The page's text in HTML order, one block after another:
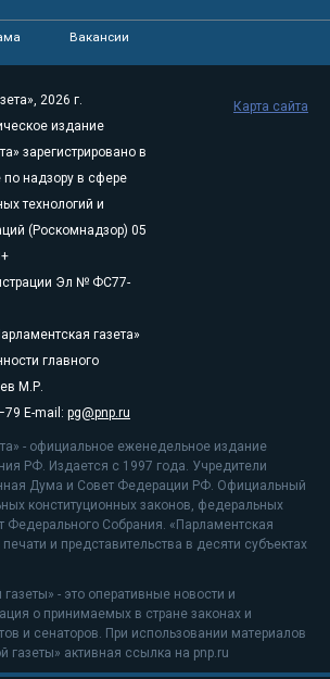
Вакансии
2026 г.
издание
зарегистрировано в
надзору в сфере
технологий и
(Роскомнадзор) 05
Эл № ФС77-
газета»
главного
М.Р.
E-mail: pg@pnp.ru
- официальное еженедельное издание
РФ. Издается с 1997 года. Учредители
Дума и Совет Федерации РФ. Официальный
конституционных законов, федеральных
Федерального Собрания. «Парламентская
и представительства в десяти субъектах
- это оперативные новости и
о принимаемых в стране законах и
и сенаторов. При использовании материалов
газеты» активная ссылка на pnp.ru
Карта сайта